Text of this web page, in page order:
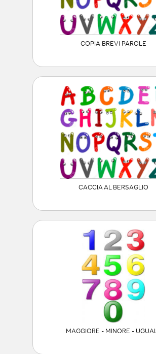
COPIA BREVI PAROLE
CACCIA AL BERSAGLIO
MAGGIORE - MINORE -